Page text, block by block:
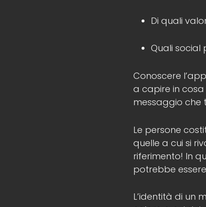
Di quali
Quali social
Conoscere
a capire in
messaggio che
Le persone
quelle a cui si
riferimento! In
potrebbe
L’identità di un